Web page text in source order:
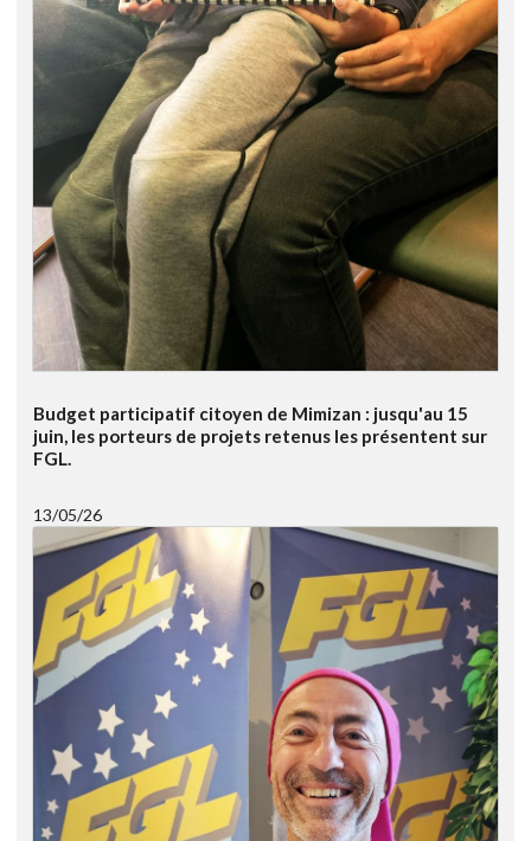
Budget participatif citoyen de Mimizan : jusqu'au 15
juin, les porteurs de projets retenus les présentent sur
FGL.
13/05/26